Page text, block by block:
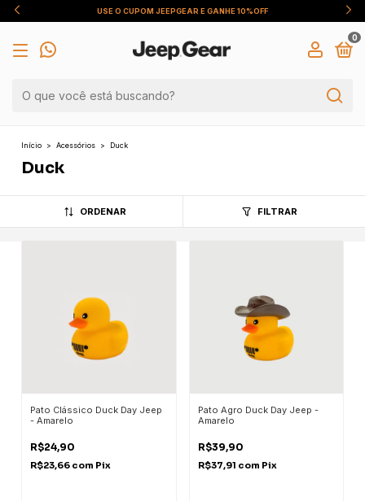
USE O CUPOM JEEPGEAR E GANHE 10%OFF
0
Início > Acessórios > Duck
Duck
ORDENAR FILTRAR
Pato Clássico Duck Day Jeep
- Amarelo
R$24,90
R$23,66 com Pix
Pato Agro Duck Day Jeep -
Amarelo
R$39,90
R$37,91 com Pix